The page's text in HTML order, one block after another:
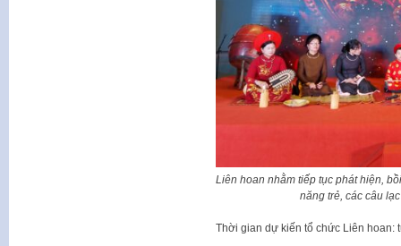
Liên hoan nhằm tiếp tục phát hiện,
năng trẻ, các câu
Thời gian dự kiến tổ chức Liên hoan: